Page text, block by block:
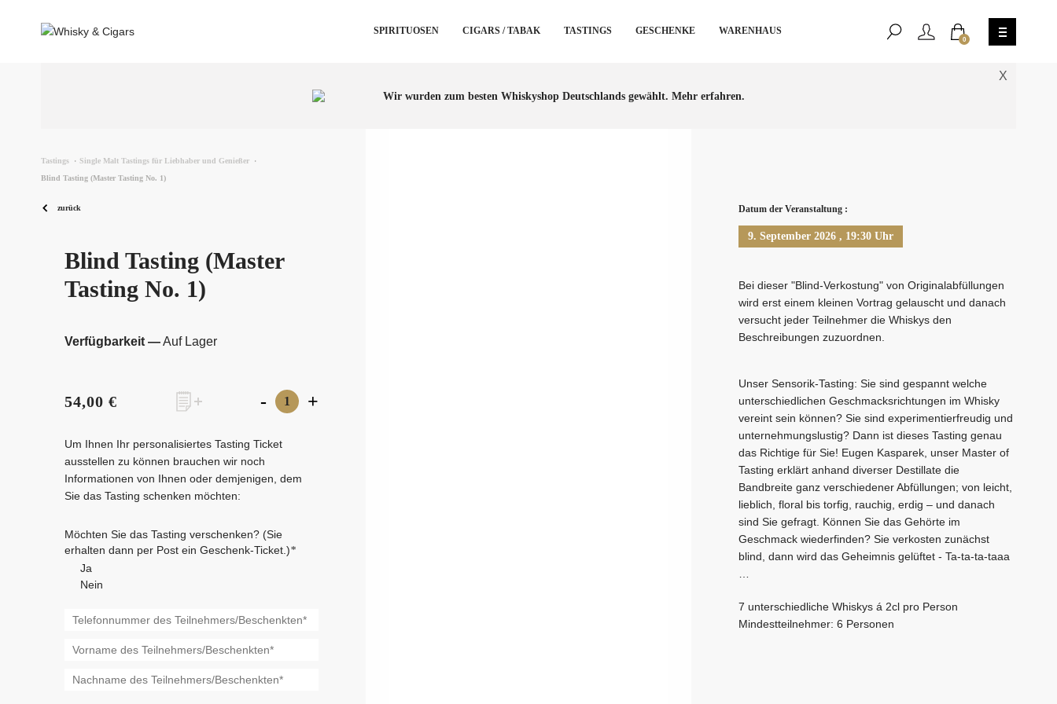
SPIRITUOSEN CIGARS / TABAK TASTINGS GESCHENKE WARENHAUS
0
X
Wir wurden zum besten Whiskyshop Deutschlands gewählt. Mehr erfahren.
Tastings · Single Malt Tastings für Liebhaber und Genießer
·
Blind Tasting (Master Tasting No. 1)
zurück
Blind Tasting (Master
Tasting No. 1)
Verfügbarkeit —Auf Lager
54,00 € - +
Um Ihnen Ihr personalisiertes Tasting Ticket
ausstellen zu können brauchen wir noch
Informationen von Ihnen oder demjenigen, dem
Sie das Tasting schenken möchten:
Möchten Sie das Tasting verschenken? (Sie
erhalten dann per Post ein Geschenk-Ticket.)*
Ja
Nein
Datum der Veranstaltung :
9. September 2026 , 19:30 Uhr
Bei dieser "Blind-Verkostung" von Originalabfüllungen
wird erst einem kleinen Vortrag gelauscht und danach
versucht jeder Teilnehmer die Whiskys den
Beschreibungen zuzuordnen.
Unser Sensorik-Tasting: Sie sind gespannt welche
unterschiedlichen Geschmacksrichtungen im Whisky
vereint sein können? Sie sind experimentierfreudig und
unternehmungslustig? Dann ist dieses Tasting genau
das Richtige für Sie! Eugen Kasparek, unser Master of
Tasting erklärt anhand diverser Destillate die
Bandbreite ganz verschiedener Abfüllungen; von leicht,
lieblich, floral bis torfig, rauchig, erdig – und danach
sind Sie gefragt. Können Sie das Gehörte im
Geschmack wiederfinden? Sie verkosten zunächst
blind, dann wird das Geheimnis gelüftet - Ta-ta-ta-taaa
7 unterschiedliche Whiskys á 2cl pro Person
Mindestteilnehmer: 6 Personen